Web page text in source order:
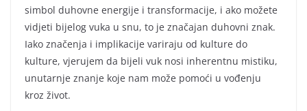
simbol duhovne energije i transformacije, i ako možete
vidjeti bijelog vuka u snu, to je značajan duhovni znak.
Iako značenja i implikacije variraju od kulture do
kulture, vjerujem da bijeli vuk nosi inherentnu mistiku,
unutarnje znanje koje nam može pomoći u vođenju
kroz život.